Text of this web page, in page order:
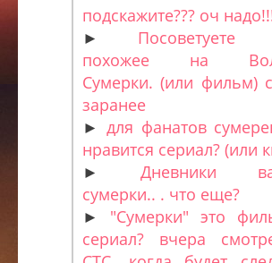
подскажите??? оч
► Посоветуете
похожее на
Сумерки. (или фильм)
заранее
► для фанатов
нравится сериал? (или
► Дневники
сумерки.. . что еще?
► "Сумерки" это
сериал? вчера